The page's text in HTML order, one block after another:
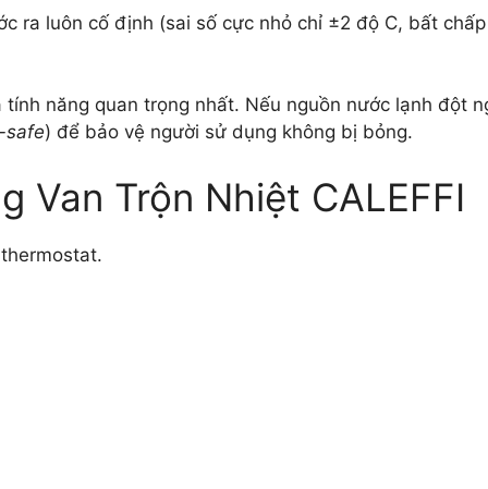
ra luôn cố định (sai số cực nhỏ chỉ ±2 độ C, bất
năng quan trọng nhất. Nếu nguồn nước lạnh đột
safe) để bảo vệ người sử dụng không bị bỏng.
Van Trộn Nhiệt CALEFFI